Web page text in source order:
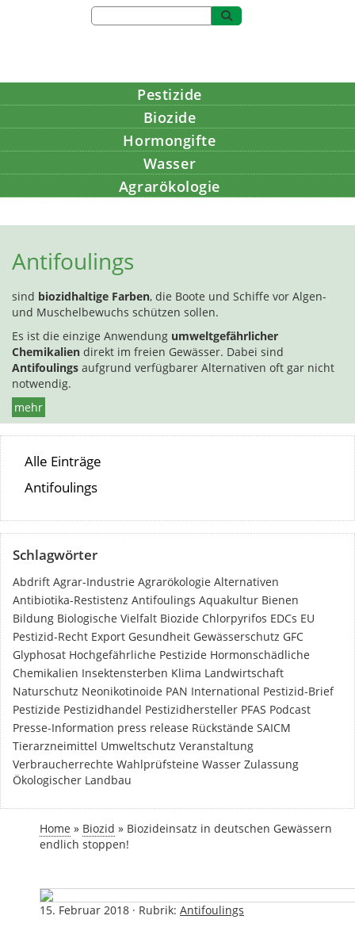
Pestizide
Biozide
Hormongifte
Wasser
Agrarökologie
Antifoulings
sind biozidhaltige Farben, die Boote und Schiffe vor Algen-
und Muschelbewuchs schützen sollen.
Es ist die einzige Anwendung umweltgefährlicher
Chemikalien direkt im freien Gewässer. Dabei sind
Antifoulings aufgrund verfügbarer Alternativen oft gar nicht
notwendig.
mehr
Alle Einträge
Antifoulings
Schlagwörter
Abdrift Agrar-Industrie Agrarökologie Alternativen
Antibiotika-Restistenz Antifoulings Aquakultur Bienen
Bildung Biologische Vielfalt Biozide Chlorpyrifos EDCs EU
Pestizid-Recht Export Gesundheit Gewässerschutz GFC
Glyphosat Hochgefährliche Pestizide Hormonschädliche
Chemikalien Insektensterben Klima Landwirtschaft
Naturschutz Neonikotinoide PAN International Pestizid-Brief
Pestizide Pestizidhandel Pestizidhersteller PFAS Podcast
Presse-Information press release Rückstände SAICM
Tierarzneimittel Umweltschutz Veranstaltung
Verbraucherrechte Wahlprüfsteine Wasser Zulassung
Ökologischer Landbau
Home » Biozid » Biozideinsatz in deutschen Gewässern
endlich stoppen!
15. Februar 2018 · Rubrik: Antifoulings